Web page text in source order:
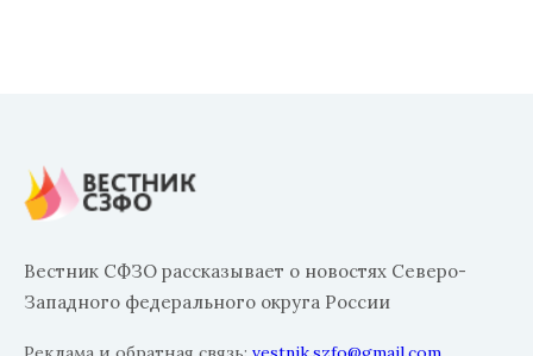
Вестник СФЗО рассказывает о новостях Северо-
Западного федерального округа России